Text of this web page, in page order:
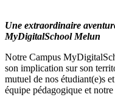
Une extraordinaire
MyDigitalSchool Melun
Notre Campus
son implication sur son
mutuel de nos étudiant(e)s
équipe pédagogique et